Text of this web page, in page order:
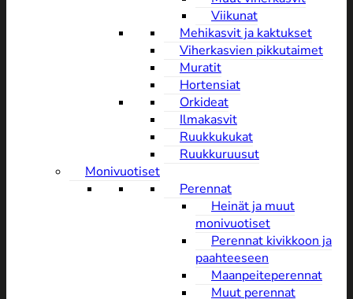
Viikunat
Mehikasvit ja kaktukset
Viherkasvien pikkutaimet
Muratit
Hortensiat
Orkideat
Ilmakasvit
Ruukkukukat
Ruukkuruusut
Monivuotiset
Perennat
Heinät ja muut
monivuotiset
Perennat kivikkoon ja
paahteeseen
Maanpeiteperennat
Muut perennat